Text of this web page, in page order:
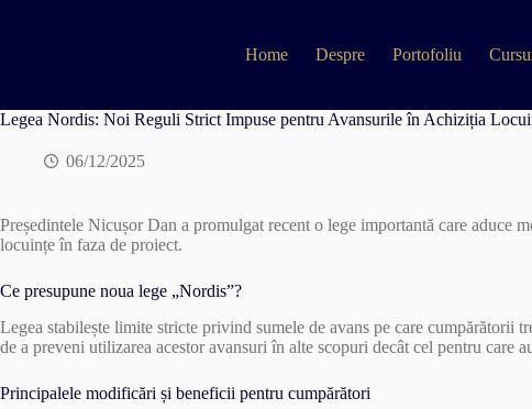
Home Despre Portofoliu
Legea Nordis: Noi Reguli Strict Impuse pentru Avansurile în Achiziția
06/12/2025
Președintele Nicușor Dan a promulgat recent o lege importantă care
locuințe în faza de proiect.
Ce presupune noua lege „Nordis”?
Legea stabilește limite stricte privind sumele de avans pe care cumpărătorii
de a preveni utilizarea acestor avansuri în alte scopuri decât cel pentru
Principalele modificări și beneficii pentru cumpărători